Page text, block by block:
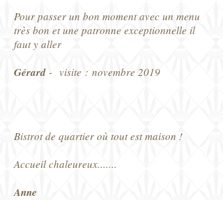
Pour passer un bon moment avec un menu
très bon et une patronne exceptionnelle il
faut y aller
Gérard - visite : novembre 2019
Bistrot de quartier où tout est maison !
Accueil chaleureux.......
Anne